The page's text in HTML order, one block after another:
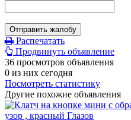
Отправить жалобу
Распечатать
Продвинуть объявление
36 просмотров объявления
0 из них сегодня
Посмотреть статистику
Другие похожие объявления